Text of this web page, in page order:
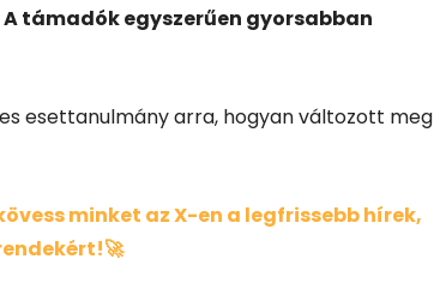
támadók egyszerűen gyorsabban
esettanulmány arra, hogyan változott meg
minket az X-en a legfrissebb hírek,